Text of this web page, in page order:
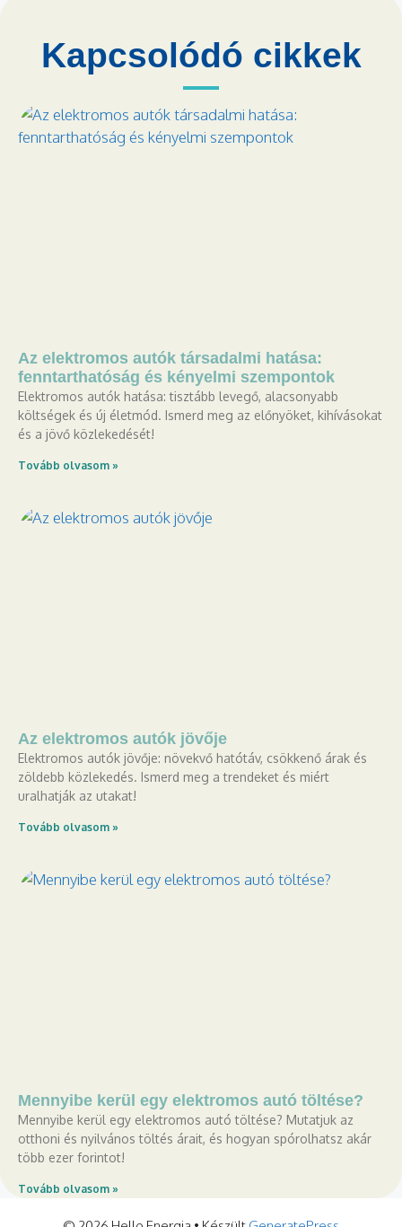
Kapcsolódó cikkek
Az elektromos autók társadalmi hatása:
fenntarthatóság és kényelmi szempontok
Elektromos autók hatása: tisztább levegő, alacsonyabb
költségek és új életmód. Ismerd meg az előnyöket, kihívásokat
és a jövő közlekedését!
Tovább olvasom »
Az elektromos autók jövője
Elektromos autók jövője: növekvő hatótáv, csökkenő árak és
zöldebb közlekedés. Ismerd meg a trendeket és miért
uralhatják az utakat!
Tovább olvasom »
Mennyibe kerül egy elektromos autó töltése?
Mennyibe kerül egy elektromos autó töltése? Mutatjuk az
otthoni és nyilvános töltés árait, és hogyan spórolhatsz akár
több ezer forintot!
Tovább olvasom »